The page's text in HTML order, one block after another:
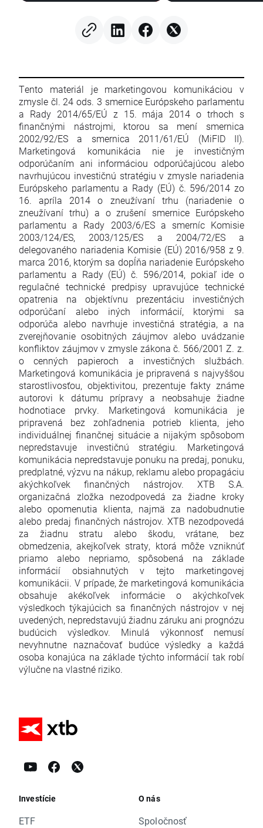
Tento materiál je marketingovou komunikáciou v
zmysle čl. 24 ods. 3 smernice Európskeho parlamentu
a Rady 2014/65/EÚ z 15. mája 2014 o trhoch s
finančnými nástrojmi, ktorou sa mení smernica
2002/92/ES a smernica 2011/61/EÚ (MiFID II).
Marketingová komunikácia nie je investičným
odporúčaním ani informáciou odporúčajúcou alebo
navrhujúcou investičnú stratégiu v zmysle nariadenia
Európskeho parlamentu a Rady (EÚ) č. 596/2014 zo
16. apríla 2014 o zneužívaní trhu (nariadenie o
zneužívaní trhu) a o zrušení smernice Európskeho
parlamentu a Rady 2003/6/ES a smerníc Komisie
2003/124/ES, 2003/125/ES a 2004/72/ES a
delegovaného nariadenia Komisie (EÚ) 2016/958 z 9.
marca 2016, ktorým sa dopĺňa nariadenie Európskeho
parlamentu a Rady (EÚ) č. 596/2014, pokiaľ ide o
regulačné technické predpisy upravujúce technické
opatrenia na objektívnu prezentáciu investičných
odporúčaní alebo iných informácií, ktorými sa
odporúča alebo navrhuje investičná stratégia, a na
zverejňovanie osobitných záujmov alebo uvádzanie
konfliktov záujmov v zmysle zákona č. 566/2001 Z. z.
o cenných papieroch a investičných službách.
Marketingová komunikácia je pripravená s najvyššou
starostlivosťou, objektivitou, prezentuje fakty známe
autorovi k dátumu prípravy a neobsahuje žiadne
hodnotiace prvky. Marketingová komunikácia je
pripravená bez zohľadnenia potrieb klienta, jeho
individuálnej finančnej situácie a nijakým spôsobom
nepredstavuje investičnú stratégiu. Marketingová
komunikácia nepredstavuje ponuku na predaj, ponuku,
predplatné, výzvu na nákup, reklamu alebo propagáciu
akýchkoľvek finančných nástrojov. XTB S.A.
organizačná zložka nezodpovedá za žiadne kroky
alebo opomenutia klienta, najmä za nadobudnutie
alebo predaj finančných nástrojov. XTB nezodpovedá
za žiadnu stratu alebo škodu, vrátane, bez
obmedzenia, akejkoľvek straty, ktorá môže vzniknúť
priamo alebo nepriamo, spôsobená na základe
informácií obsiahnutých v tejto marketingovej
komunikácii. V prípade, že marketingová komunikácia
obsahuje akékoľvek informácie o akýchkoľvek
výsledkoch týkajúcich sa finančných nástrojov v nej
uvedených, nepredstavujú žiadnu záruku ani prognózu
budúcich výsledkov. Minulá výkonnosť nemusí
nevyhnutne naznačovať budúce výsledky a každá
osoba konajúca na základe týchto informácií tak robí
výlučne na vlastné riziko.
Investície
ETF
O nás
Spoločnosť